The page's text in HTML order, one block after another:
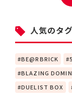
人気のタグ
BE@RBRICK
BLAZING
DUELIST BOX